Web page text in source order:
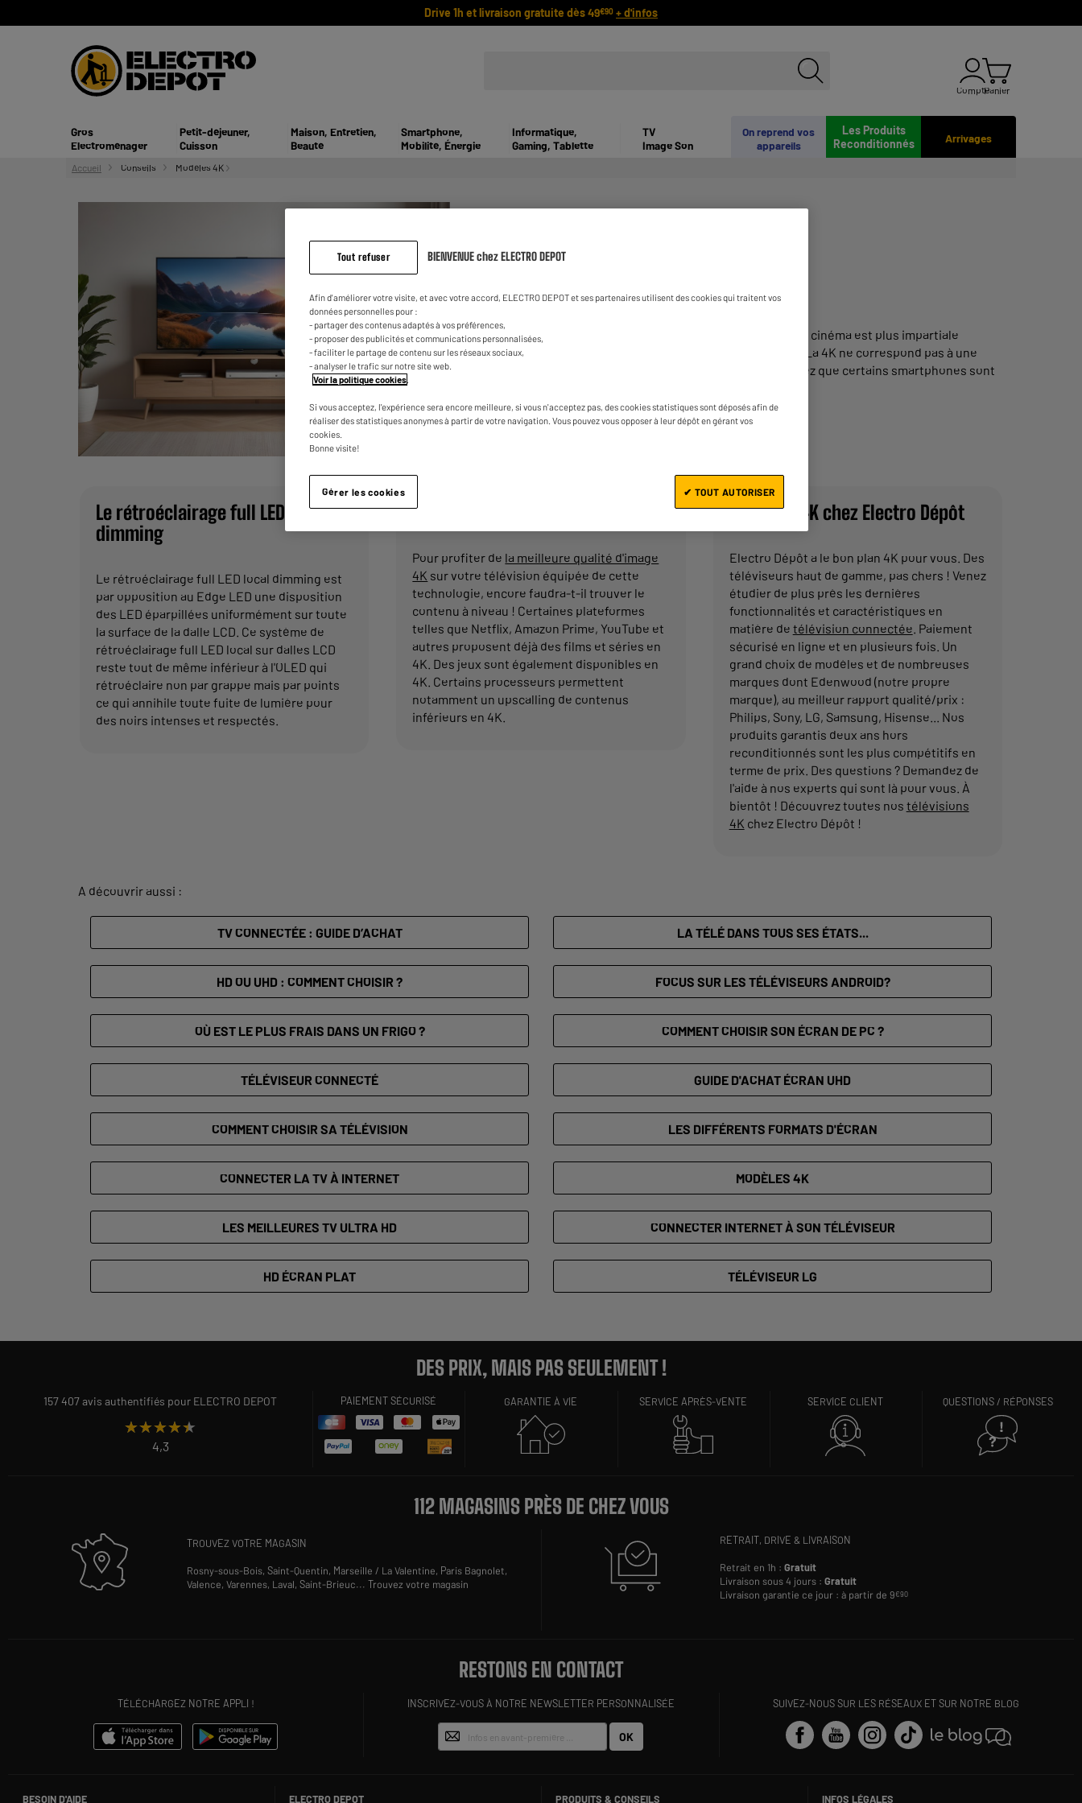
Drive 1h et livraison gratuite dès 49€90 + d'infos
ComptePanier
Arrivages
Les Produits
Reconditionnés
On reprend vos
appareils
Gros
Electroménager
Petit-déjeuner,
Cuisson
Maison, Entretien,
Beauté
Smartphone,
Mobilité, Énergie
Informatique,
Gaming, Tablette
TV
Image Son
Accueil Conseils Modèles 4K
MODÈLES 4K
On parle de modèles 4K lorsque la définition de
. La 4K cinéma est plus impartiale
puisqu'elle emploie réellement 4 fois 1096 octets par ligne. La 4K ne correspond pas à une
dimension d'écran mesurée en pouces puisque vous noterez que certains smartphones sont
Le rétroéclairage full LED local
dimming
Le rétroéclairage full LED local dimming est
par opposition au Edge LED une disposition
des LED éparpillées uniformément sur toute
la surface de la dalle LCD. Ce système de
rétroéclairage full LED local sur dalles LCD
reste tout de même inférieur à l'OLED qui
rétroéclaire non par grappe mais par points
ce qui annihile toute fuite de lumière pour
des noirs intenses et respectés.
Quels contenus regarder en 4K
Pour profiter de la meilleure qualité d'image
4K sur votre télévision équipée de cette
technologie, encore faudra-t-il trouver le
contenu à niveau ! Certaines plateformes
telles que Netflix, Amazon Prime, YouTube et
autres proposent déjà des films et séries en
4K. Des jeux sont également disponibles en
4K. Certains processeurs permettent
notamment un upscalling de contenus
inférieurs en 4K.
Modèles 4K chez Electro Dépôt
Electro Dépôt a le bon plan 4K pour vous. Des
téléviseurs haut de gamme, pas chers ! Venez
étudier de plus près les dernières
fonctionnalités et caractéristiques en
matière de télévision connectée. Paiement
sécurisé en ligne et en plusieurs fois. Un
grand choix de modèles et de nombreuses
marques dont Edenwood (notre propre
marque), au meilleur rapport qualité/prix :
Philips, Sony, LG, Samsung, Hisense... Nos
produits garantis deux ans hors
reconditionnés sont les plus compétitifs en
terme de prix. Des questions ? Demandez de
l'aide à nos experts qui sont là pour vous. À
bientôt ! Découvrez toutes nos télévisions
4K chez Electro Dépôt !
A découvrir aussi :
TV CONNECTÉE : GUIDE D’ACHAT LA TÉLÉ DANS TOUS SES ÉTATS...
HD OU UHD : COMMENT CHOISIR ? FOCUS SUR LES TÉLÉVISEURS ANDROID?
OÙ EST LE PLUS FRAIS DANS UN FRIGO ? COMMENT CHOISIR SON ÉCRAN DE PC ?
TÉLÉVISEUR CONNECTÉ GUIDE D'ACHAT ÉCRAN UHD
COMMENT CHOISIR SA TÉLÉVISION LES DIFFÉRENTS FORMATS D'ÉCRAN
CONNECTER LA TV À INTERNET MODÈLES 4K
LES MEILLEURES TV ULTRA HD CONNECTER INTERNET À SON TÉLÉVISEUR
HD ÉCRAN PLAT TÉLÉVISEUR LG
DES PRIX, MAIS PAS SEULEMENT !
157 407 avis authentifiés pour ELECTRO DEPOT
★★★★★
★★★★★
4,3
PAIEMENT SÉCURISÉ GARANTIE À VIE SERVICE APRÈS-VENTE SERVICE CLIENT QUESTIONS / RÉPONSES
112 MAGASINS PRÈS DE CHEZ VOUS
TROUVEZ VOTRE MAGASIN
Rosny-sous-Bois,Saint-Quentin, Marseille / La Valentine, Paris Bagnolet,
Valence,Varennes, Laval,Saint-Brieuc...Trouvez votre magasin
RETRAIT, DRIVE & LIVRAISON
Retrait en 1h :Gratuit
Livraison sous 4 jours :Gratuit
Livraison garantie ce jour : à partir de 9€90
RESTONS EN CONTACT
TÉLÉCHARGEZ NOTRE APPLI ! INSCRIVEZ-VOUS À NOTRE NEWSLETTER PERSONNALISÉE
OK
SUIVEZ-NOUS SUR LES RÉSEAUX ET SUR NOTRE BLOG
BESOIN D'AIDE ELECTRO DEPOT PRODUITS & CONSEILS INFOS LÉGALES
Tout refuser BIENVENUE chez ELECTRO DEPOT
Afin d'améliorer votre visite, et avec votre accord, ELECTRO DEPOT et ses partenaires utilisent des cookies qui traitent vos
données personnelles pour :
- partager des contenus adaptés à vos préférences,
- proposer des publicités et communications personnalisées,
- faciliter le partage de contenu sur les réseaux sociaux,
- analyser le trafic sur notre site web.
Voir la politique cookies
Si vous acceptez, l'expérience sera encore meilleure, si vous n'acceptez pas, des cookies statistiques sont déposés afin de
réaliser des statistiques anonymes à partir de votre navigation. Vous pouvez vous opposer à leur dépôt en gérant vos
cookies.
Bonne visite!
Gérer les cookies ✔ TOUT AUTORISER